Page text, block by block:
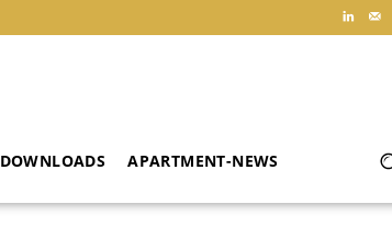
DOWNLOADS APARTMENT-NEWS